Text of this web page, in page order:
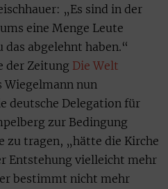
„Es sind in der
eine Menge Leute
das abgelehnt haben.“
der Zeitung Die Welt
nun
deutsche Delegation für
zur Bedingung
zu tragen, „hätte die Kirche
Entstehung vielleicht mehr
bestimmt nicht mehr